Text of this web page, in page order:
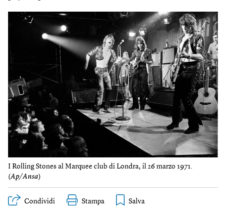
I Rolling Stones al Marquee club di Londra, il 26 marzo 1971.
(Ap/Ansa)
Condividi Stampa